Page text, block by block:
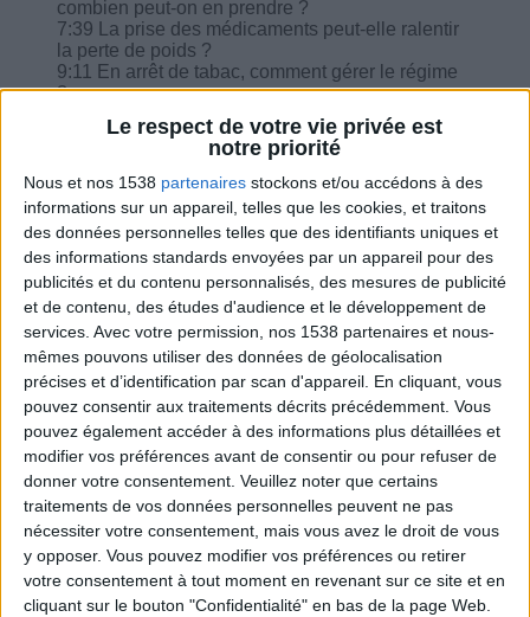
Le respect de votre vie privée est
notre priorité
Nous et nos 1538 partenaires stockons et/ou accédons à des
informations sur un appareil, telles que les cookies, et traitons
des données personnelles telles que des identifiants uniques et
des informations standards envoyées par un appareil pour des
publicités et du contenu personnalisés, des mesures de publicité
et de contenu, des études d'audience et le développement de
services. Avec votre permission, nos 1538 partenaires et nous-
mêmes pouvons utiliser des données de géolocalisation
précises et d’identification par scan d'appareil. En cliquant, vous
pouvez consentir aux traitements décrits précédemment. Vous
pouvez également accéder à des informations plus détaillées et
modifier vos préférences avant de consentir ou pour refuser de
donner votre consentement. Veuillez noter que certains
traitements de vos données personnelles peuvent ne pas
nécessiter votre consentement, mais vous avez le droit de vous
y opposer. Vous pouvez modifier vos préférences ou retirer
votre consentement à tout moment en revenant sur ce site et en
cliquant sur le bouton "Confidentialité" en bas de la page Web.
combien peut-on en prendre ?
7:39 La prise des médicaments peut-elle ralentir
la perte de poids ?
9:11 En arrêt de tabac, comment gérer le régime
?
10:44 Peut-on manger de chèvre à la place de la
viande et un laitage en fin de repas ?
11:41 Quelle équivalence pour un boudin noir ?
Quel yaourt à prendre autre que nature ?
12:31 On n'a pas besoin de 3 laitages par jour
quand on est adulte ?
Combien de kilos souhaitez-vous perdre ?
Moins de
5 kilos
De 5 à 10
kilos
Plus de
10 kilos
Webinaires en direct Voir tout
Chaque semaine, posez vos questions en live
en participant à des vidéo-conférences avec